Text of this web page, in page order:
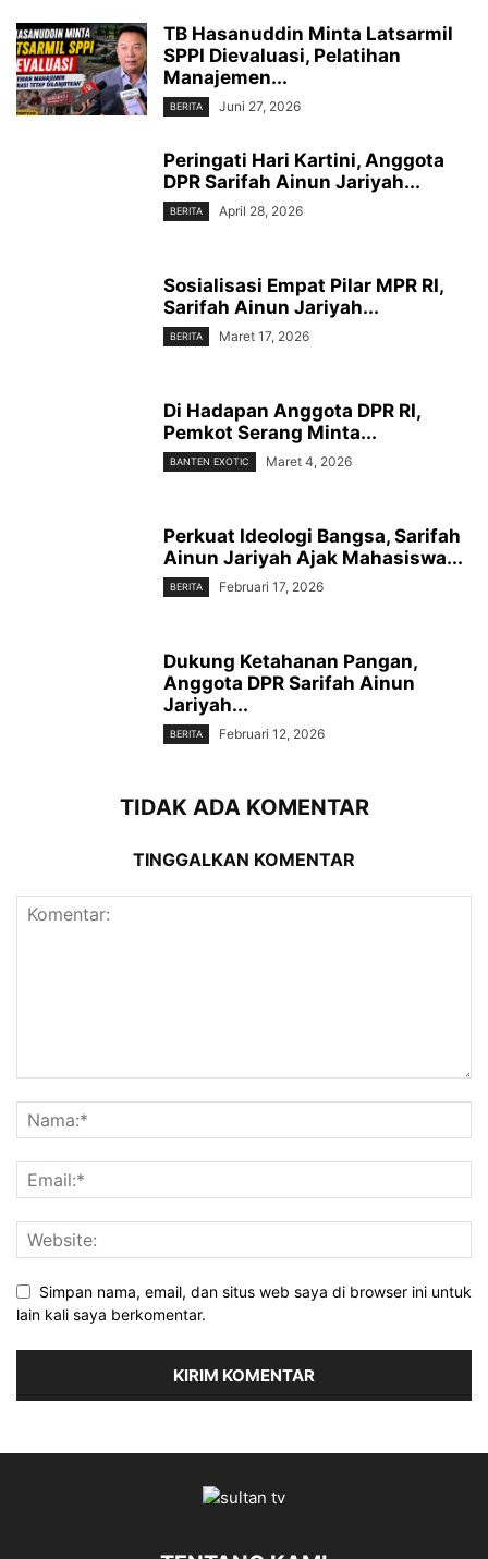
TB Hasanuddin Minta Latsarmil
SPPI Dievaluasi, Pelatihan
Manajemen...
BERITA Juni 27, 2026
Peringati Hari Kartini, Anggota
DPR Sarifah Ainun Jariyah...
BERITA April 28, 2026
Sosialisasi Empat Pilar MPR RI,
Sarifah Ainun Jariyah...
BERITA Maret 17, 2026
Di Hadapan Anggota DPR RI,
Pemkot Serang Minta...
BANTEN EXOTIC Maret 4, 2026
Perkuat Ideologi Bangsa, Sarifah
Ainun Jariyah Ajak Mahasiswa...
BERITA Februari 17, 2026
Dukung Ketahanan Pangan,
Anggota DPR Sarifah Ainun
Jariyah...
BERITA Februari 12, 2026
TIDAK ADA KOMENTAR
TINGGALKAN KOMENTAR
Simpan nama, email, dan situs web saya di browser ini untuk
lain kali saya berkomentar.